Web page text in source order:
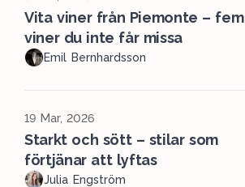
Vita viner från Piemonte – fem
viner du inte får missa
Emil Bernhardsson
19 Mar, 2026
Starkt och sött – stilar som
förtjänar att lyftas
Julia Engström